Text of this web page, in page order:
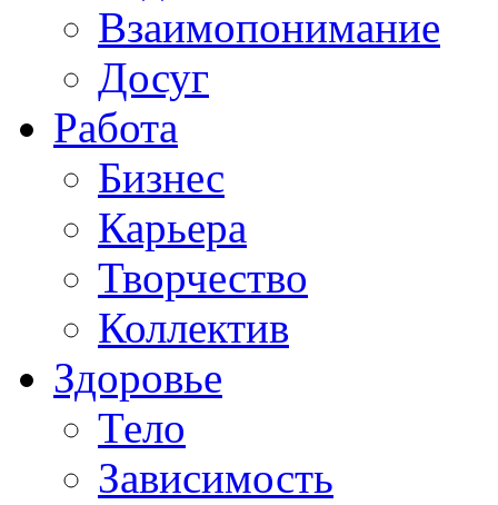
Взаимопонимание
Досуг
Работа
Бизнес
Карьера
Творчество
Коллектив
Здоровье
Тело
Зависимость